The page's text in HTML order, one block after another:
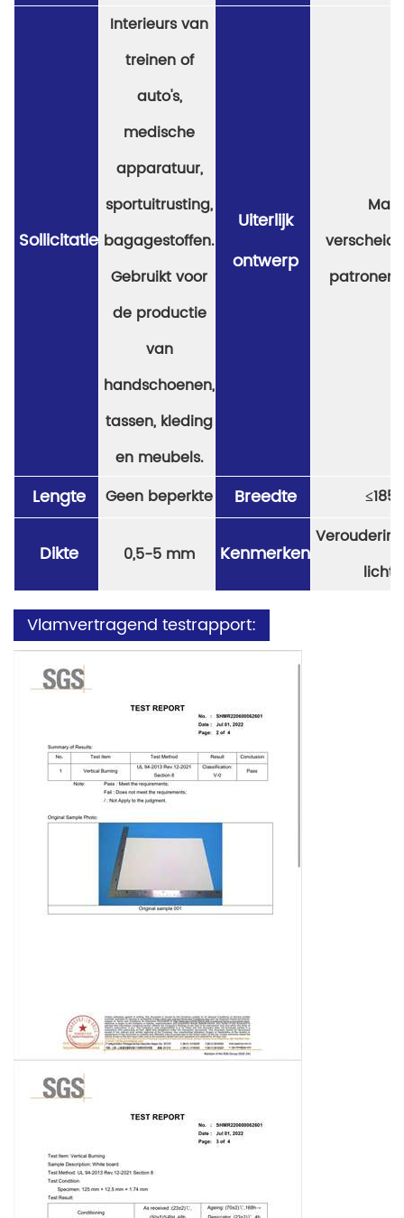
Sollicitatie
Interieurs van
treinen of
auto's,
medische
apparatuur,
sportuitrusting,
bagagestoffen.
Gebruikt voor
de productie
van
handschoenen,
tassen, kleding
en meubels.
Uiterlijk
ontwerp
patronen
Lengte Geen beperkte Breedte ≤
Dikte 0,5-5 mm Kenmerken
licht,
Vlamvertragend testrapport: